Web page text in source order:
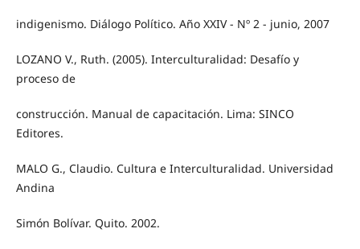
indigenismo. Diálogo Político. Año XXIV - Nº 2 - junio, 2007
LOZANO V., Ruth. (2005). Interculturalidad: Desafío y
proceso de
construcción. Manual de capacitación. Lima: SINCO
Editores.
MALO G., Claudio. Cultura e Interculturalidad. Universidad
Andina
Simón Bolívar. Quito. 2002.